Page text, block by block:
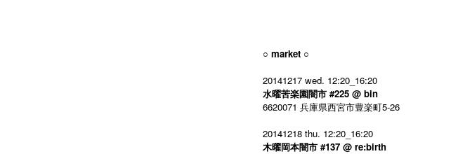
○ market ○
20141217 wed. 12:20_16:20
水曜苦楽園闇市 #225 @ bin
6620071 兵庫県西宮市豊楽町5-26
20141218 thu. 12:20_16:20
木曜岡本闇市 #137 @ re:birth